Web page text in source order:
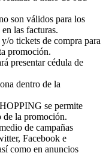
son válidos para los
las facturas.
o tickets de compra para
promoción.
presentar cédula de
dentro de la
se permite
de la promoción.
de campañas
Facebook e
como en anuncios